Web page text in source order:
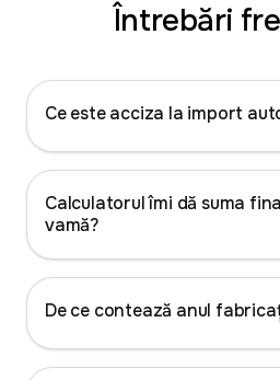
Întrebări
Ce este acciza la import
Calculatorul îmi dă suma
vamă?
De ce contează anul